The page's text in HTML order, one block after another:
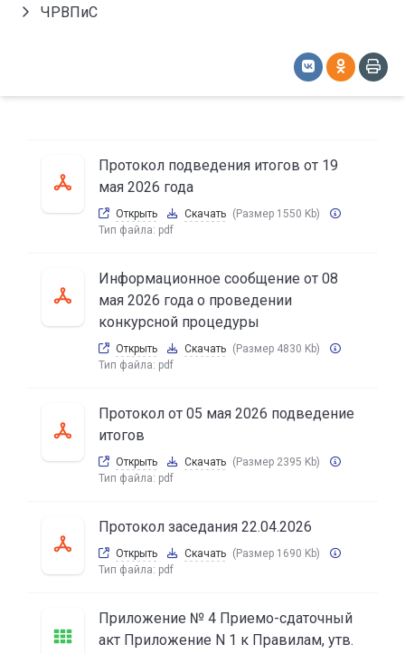
ЧРВПиС
Протокол подведения итогов от 19
мая 2026 года
Открыть Скачать (Размер 1550 Kb)
Тип файла: pdf
Информационное сообщение от 08
мая 2026 года о проведении
конкурсной процедуры
Открыть Скачать (Размер 4830 Kb)
Тип файла: pdf
Протокол от 05 мая 2026 подведение
итогов
Открыть Скачать (Размер 2395 Kb)
Тип файла: pdf
Протокол заседания 22.04.2026
Открыть Скачать (Размер 1690 Kb)
Тип файла: pdf
Приложение № 4 Приемо-сдаточный
акт Приложение N 1 к Правилам, утв.